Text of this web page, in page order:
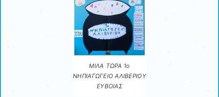
ΜΙΛΑ ΤΩΡΑ 1ο
ΝΗΠΙΑΓΩΓΕΙΟ ΑΛΙΒΕΡΙΟΥ
ΕΥΒΟΙΑΣ